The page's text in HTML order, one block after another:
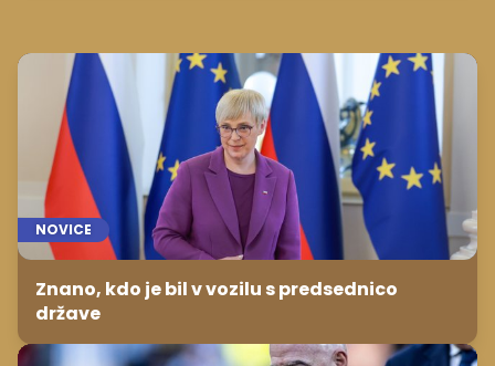
NOVICE
Znano, kdo je bil v vozilu s predsednico
države